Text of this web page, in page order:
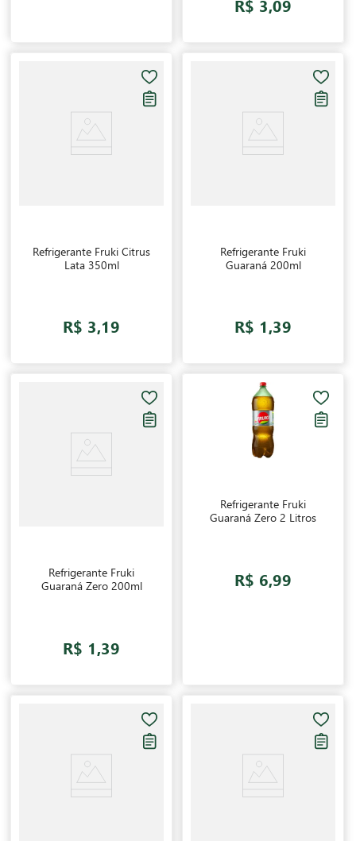
R$ 3,09
Refrigerante Fruki Citrus
Lata 350ml
R$ 3,19
Refrigerante Fruki
Guaraná 200ml
R$ 1,39
Refrigerante Fruki
Guaraná Zero 200ml
R$ 1,39
Refrigerante Fruki
Guaraná Zero 2 Litros
R$ 6,99